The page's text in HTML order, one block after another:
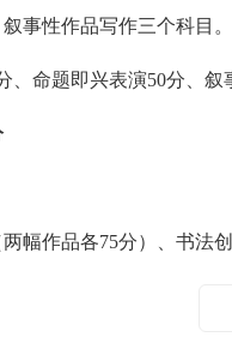
性作品写作三个科目。
命题即兴表演50分、叙
作品各75分）、书法创